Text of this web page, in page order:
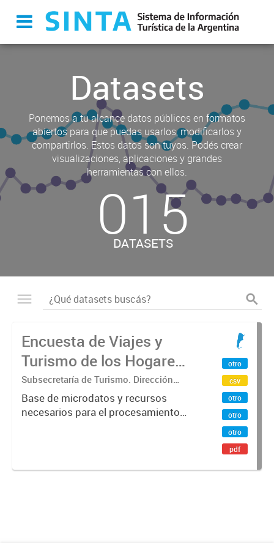
Datasets
Ponemos a tu alcance datos públicos en formatos
abiertos para que puedas usarlos, modificarlos y
compartirlos. Estos datos son tuyos. Podés crear
visualizaciones, aplicaciones y grandes
herramientas con ellos.
015
DATASETS
Encuesta de Viajes y
Turismo de los Hogares
(EVyTH) - Microdatos
Subsecretaría de Turismo. Dirección
Nacional de Mercados y Estadística
Base de microdatos y recursos
necesarios para el procesamiento
otro
csv
otro
otro
otro
pdf